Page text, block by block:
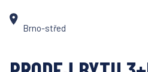
Brno-střed